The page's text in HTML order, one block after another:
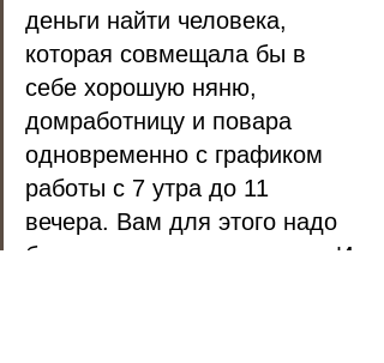
деньги найти человека,
которая совмещала бы в
себе хорошую няню,
домработницу и повара
одновременно с графиком
работы с 7 утра до 11
вечера. Вам для этого надо
будет нанять трех человек. И